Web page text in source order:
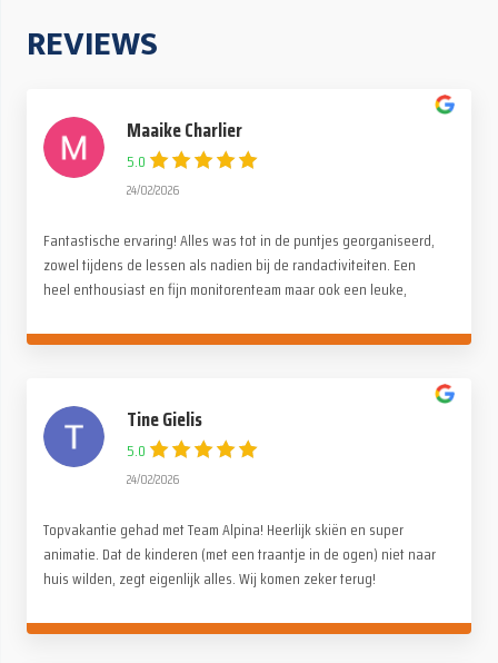
REVIEWS
Maaike Charlier
5.0
24/02/2026
Fantastische ervaring! Alles was tot in de puntjes georganiseerd,
zowel tijdens de lessen als nadien bij de randactiviteiten. Een
heel enthousiast en fijn monitorenteam maar ook een leuke,
dankjewel voor deze onvergetelijke reis!
Tine Gielis
5.0
24/02/2026
Topvakantie gehad met Team Alpina! Heerlijk skiën en super
animatie. Dat de kinderen (met een traantje in de ogen) niet naar
huis wilden, zegt eigenlijk alles. Wij komen zeker terug!